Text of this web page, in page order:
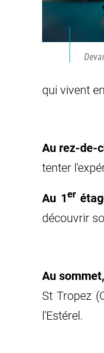
qui vivent
Au rez-de-
tenter
Au 1er
découvrir
Au sommet,
St Tropez
l'Estérel.